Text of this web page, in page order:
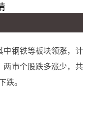
中钢铁等板块领涨，计
两市个股跌多涨少，共
跌。